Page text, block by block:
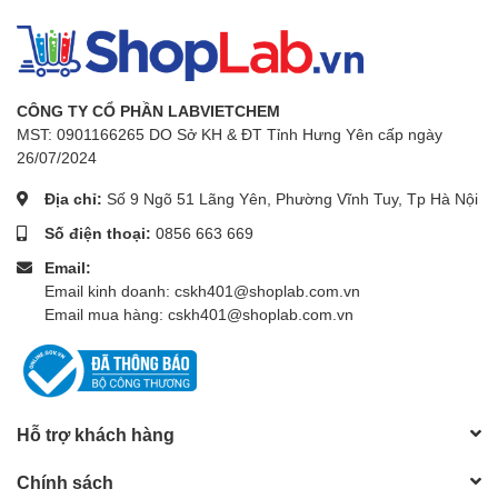
CÔNG TY CỔ PHẦN LABVIETCHEM
MST: 0901166265 DO Sở KH & ĐT Tỉnh Hưng Yên cấp ngày
26/07/2024
Địa chỉ: Số 9 Ngõ 51 Lãng Yên, Phường Vĩnh Tuy, Tp Hà Nội
Số điện thoại: 0856 663 669
Email:
Email kinh doanh: cskh401@shoplab.com.vn
Email mua hàng: cskh401@shoplab.com.vn
Hỗ trợ khách hàng
Chính sách